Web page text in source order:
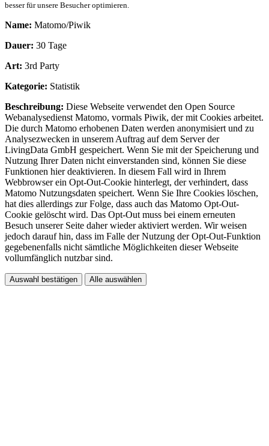
besser für unsere Besucher optimieren.
Name: Matomo/Piwik
Dauer: 30 Tage
Art: 3rd Party
Kategorie: Statistik
Beschreibung: Diese Webseite verwendet den Open Source
Webanalysedienst Matomo, vormals Piwik, der mit Cookies arbeitet.
Die durch Matomo erhobenen Daten werden anonymisiert und zu
Analysezwecken in unserem Auftrag auf dem Server der
LivingData GmbH gespeichert. Wenn Sie mit der Speicherung und
Nutzung Ihrer Daten nicht einverstanden sind, können Sie diese
Funktionen hier deaktivieren. In diesem Fall wird in Ihrem
Webbrowser ein Opt-Out-Cookie hinterlegt, der verhindert, dass
Matomo Nutzungsdaten speichert. Wenn Sie Ihre Cookies löschen,
hat dies allerdings zur Folge, dass auch das Matomo Opt-Out-
Cookie gelöscht wird. Das Opt-Out muss bei einem erneuten
Besuch unserer Seite daher wieder aktiviert werden. Wir weisen
jedoch darauf hin, dass im Falle der Nutzung der Opt-Out-Funktion
gegebenenfalls nicht sämtliche Möglichkeiten dieser Webseite
vollumfänglich nutzbar sind.
Auswahl bestätigen Alle auswählen